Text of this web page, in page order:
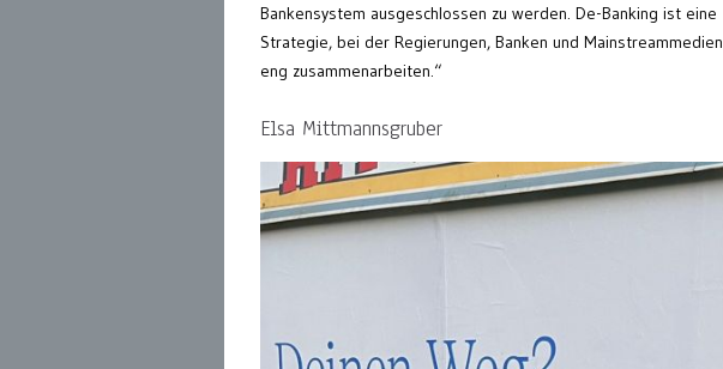
Bankensystem ausgeschlossen zu werden. De-Banking ist eine
Strategie, bei der Regierungen, Banken und Mainstreammedien
eng zusammenarbeiten.“
Elsa Mittmannsgruber